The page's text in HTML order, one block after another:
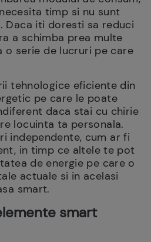
timp si nu sunt
Daca iti doresti sa reduci
a schimba prea multe
o serie de lucruri pe care
tehnologice eficiente din
pe care le poate
daca stai cu chirie
locuinta ta personala.
independente, cum ar fi
in timp ce altele te pot
de energie pe care o
actuale si in acelasi
smart.
smart